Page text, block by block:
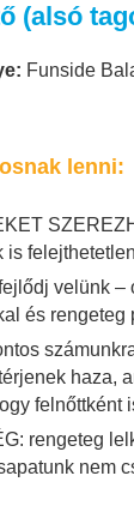
(alsó
Funside
lenni:
is
velünk –
és
haza,
felnőttként
rengeteg
nem